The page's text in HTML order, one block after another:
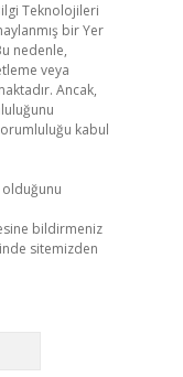
Teknolojileri
bir Yer
nedenle,
veya
Ancak,
kabul
olduğunu
bildirmeniz
sitemizden